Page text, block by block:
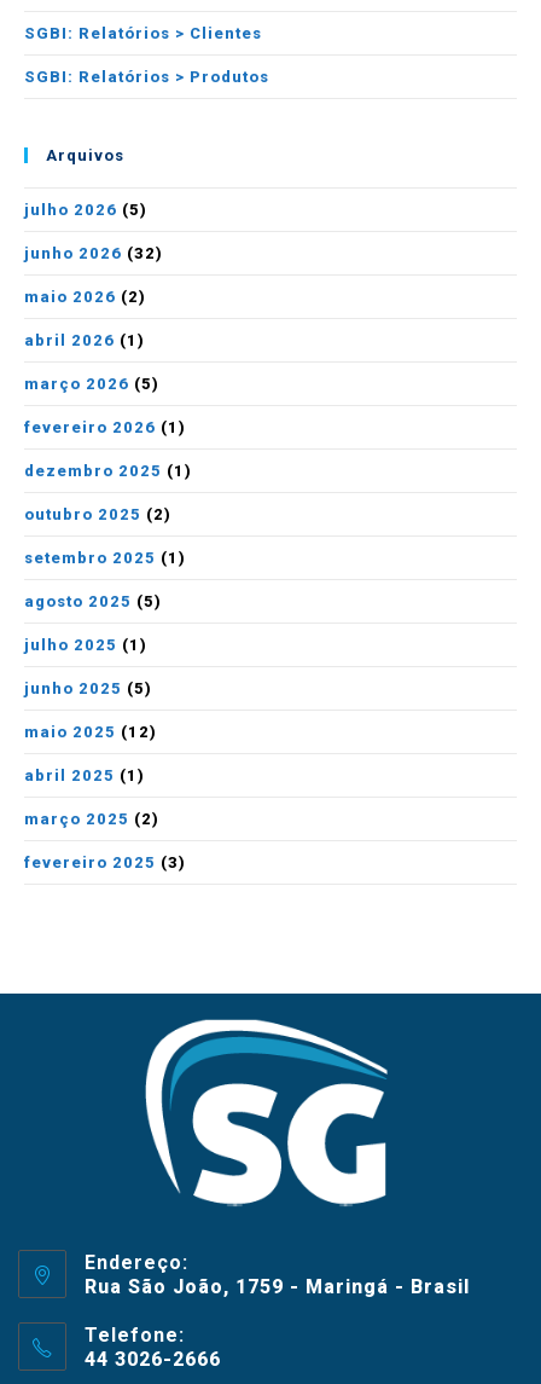
SGBI: Relatórios > Clientes
SGBI: Relatórios > Produtos
Arquivos
julho 2026 (5)
junho 2026 (32)
maio 2026 (2)
abril 2026 (1)
março 2026 (5)
fevereiro 2026 (1)
dezembro 2025 (1)
outubro 2025 (2)
setembro 2025 (1)
agosto 2025 (5)
julho 2025 (1)
junho 2025 (5)
maio 2025 (12)
abril 2025 (1)
março 2025 (2)
fevereiro 2025 (3)
Endereço:
Rua São João, 1759 - Maringá - Brasil
Telefone:
44 3026-2666